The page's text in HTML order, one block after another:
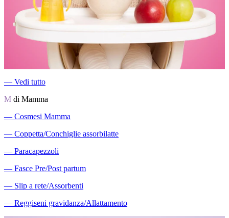
― Vedi tutto
M di Mamma
― Cosmesi Mamma
― Coppetta/Conchiglie assorbilatte
― Paracapezzoli
― Fasce Pre/Post partum
― Slip a rete/Assorbenti
― Reggiseni gravidanza/Allattamento